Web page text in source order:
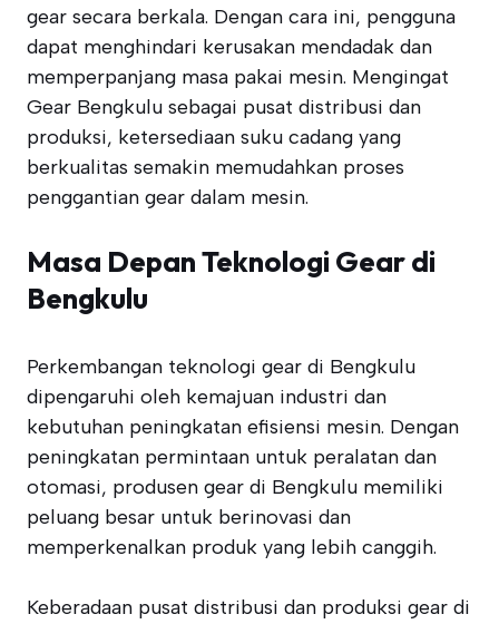
gear secara berkala. Dengan cara ini, pengguna
dapat menghindari kerusakan mendadak dan
memperpanjang masa pakai mesin. Mengingat
Gear Bengkulu sebagai pusat distribusi dan
produksi, ketersediaan suku cadang yang
berkualitas semakin memudahkan proses
penggantian gear dalam mesin.
Masa Depan Teknologi Gear di
Bengkulu
Perkembangan teknologi gear di Bengkulu
dipengaruhi oleh kemajuan industri dan
kebutuhan peningkatan efisiensi mesin. Dengan
peningkatan permintaan untuk peralatan dan
otomasi, produsen gear di Bengkulu memiliki
peluang besar untuk berinovasi dan
memperkenalkan produk yang lebih canggih.
Keberadaan pusat distribusi dan produksi gear di